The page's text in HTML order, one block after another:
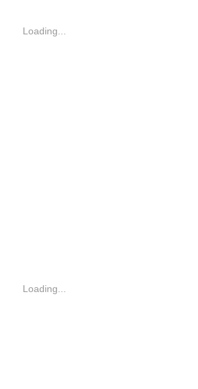
Loading...
Loading...